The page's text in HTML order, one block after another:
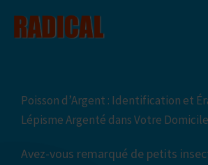
Poisson d’Argent : Identification et
Lépisme Argenté dans Votre Domicile
Avez-vous remarqué de petits